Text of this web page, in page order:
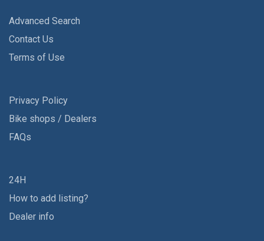
Advanced Search
Contact Us
Terms of Use
Privacy Policy
Bike shops / Dealers
FAQs
24H
How to add listing?
Dealer info